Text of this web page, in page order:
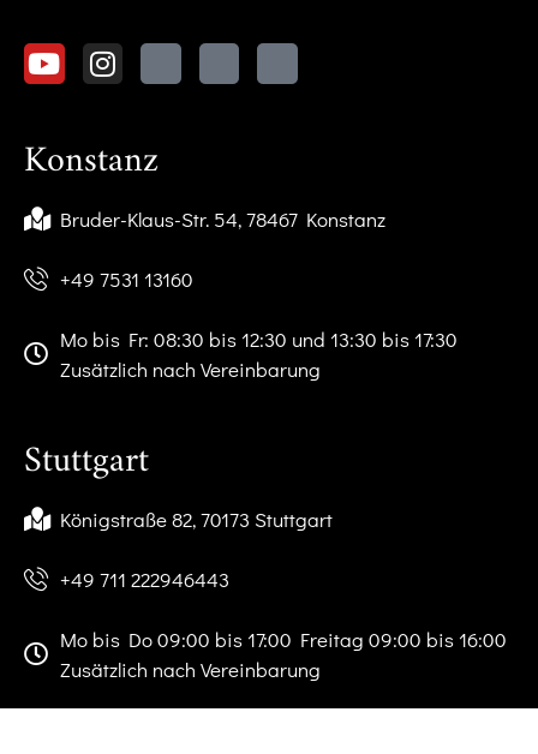
Konstanz
Bruder-Klaus-Str. 54, 78467 Konstanz
+49 7531 13160
Mo bis Fr: 08:30 bis 12:30 und 13:30 bis 17:30
Zusätzlich nach Vereinbarung
Stuttgart
Königstraße 82, 70173 Stuttgart
+49 711 222946443
Mo bis Do 09:00 bis 17:00 Freitag 09:00 bis 16:00
Zusätzlich nach Vereinbarung